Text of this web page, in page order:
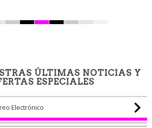
ÚLTIMAS NOTICIAS Y
ESPECIALES